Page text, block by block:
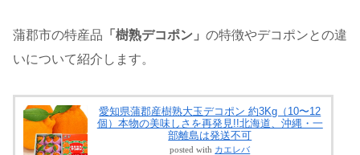
蒲郡市の特産品 「樹熟デコポン」 の特徴やデコポンとの違
いについて紹介します。
愛知県蒲郡産樹熟大玉デコポン 約3Kg（10〜12
個）本物の美味しさを再発見!!北海道、沖縄・一
部離島は発送不可
posted with カエレバ